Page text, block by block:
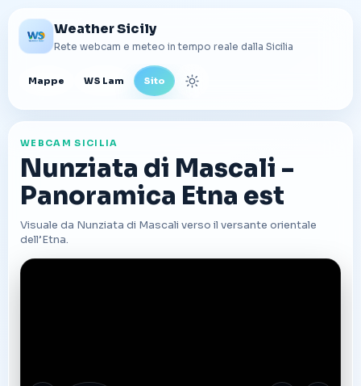
Weather Sicily
Rete webcam e meteo in tempo reale dalla Sicilia
Mappe WS Lam Sito Cambia tema
WEBCAM SICILIA
Nunziata di Mascali -
Panoramica Etna est
Visuale da Nunziata di Mascali verso il versante orientale
dell’Etna.